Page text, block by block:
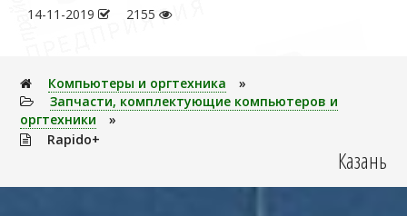
14-11-2019
2155
Компьютеры и оргтехника
»
Запчасти, комплектующие компьютеров и
оргтехники
»
Rapido+
Казань